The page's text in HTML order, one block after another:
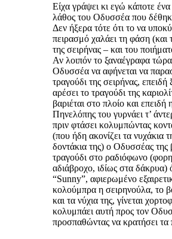
Είχα γράψει κι εγώ κάποτε ένα
λάθος του Οδυσσέα που
Δεν ήξερα τότε ότι το να
πειρασμό χαλάει τη φάση
της σειρήνας – και του
Αν λοιπόν το ξαναέγραφα
Οδυσσέα να αφήνεται να
τραγούδι της σειρήνας, επειδή
αρέσει το τραγούδι της
βαριέται στο πλοίο και επειδή
Πηνελόπης του γυρνάει τ’
πριν φτάσει κολυμπώντας
(που ήδη ακονίζει τα νυχάκια
δοντάκια της) ο Οδυσσέας της
τραγούδι στο ραδιόφωνο
αδιάβροχο, ιδίως στα δάκρυα)
“Sunny”, αφιερωμένο
κολούμπρα η σειρηνούλα, το
και τα νύχια της, γίνεται
κολυμπάει αυτή προς τον
προσπαθώντας να κρατήσει